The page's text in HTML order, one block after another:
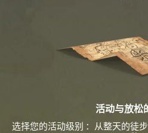
活动与放松
选择您的活动级别 ：从整天的徒